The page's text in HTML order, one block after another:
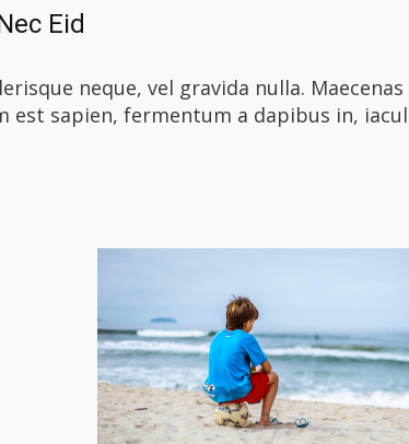
Eid
neque, vel gravida nulla.
est sapien, fermentum a dapibus in,